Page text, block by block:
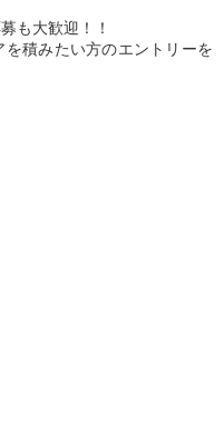
も大歓迎！！
積みたい方のエントリーを